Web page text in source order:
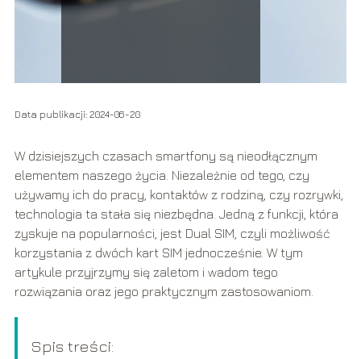
Data publikacji: 2024-06-20
W dzisiejszych czasach smartfony są nieodłącznym
elementem naszego życia. Niezależnie od tego, czy
używamy ich do pracy, kontaktów z rodziną, czy rozrywki,
technologia ta stała się niezbędna. Jedną z funkcji, która
zyskuje na popularności, jest Dual SIM, czyli możliwość
korzystania z dwóch kart SIM jednocześnie. W tym
artykule przyjrzymy się zaletom i wadom tego
rozwiązania oraz jego praktycznym zastosowaniom.
Spis treści: